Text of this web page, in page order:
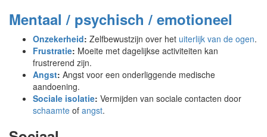
Mentaal / psychisch / emotioneel
Onzekerheid: Zelfbewustzijn over het uiterlijk van de ogen.
Frustratie: Moeite met dagelijkse activiteiten kan
frustrerend zijn.
Angst: Angst voor een onderliggende medische
aandoening.
Sociale isolatie: Vermijden van sociale contacten door
schaamte of angst.